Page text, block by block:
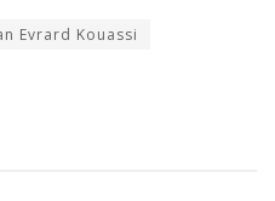
Evrard Kouassi